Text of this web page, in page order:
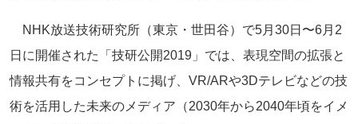
NHK放送技術研究所（東京・世田谷）で5月30日〜6月2
日に開催された「技研公開2019」では、表現空間の拡張と
情報共有をコンセプトに掲げ、VR/ARや3Dテレビなどの技
術を活用した未来のメディア（2030年から2040年頃をイメ